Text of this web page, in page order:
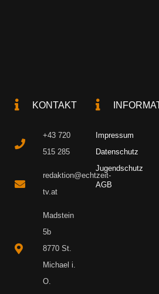
KONTAKT
+43 720
515 285
redaktion@echtzeit-
tv.at
Madstein
5b
8770 St.
Michael i.
O.
Impressum
Datenschutz
Jugendschutz
AGB